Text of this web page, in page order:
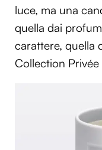
luce, ma una
quella dai
carattere, quella
Collection